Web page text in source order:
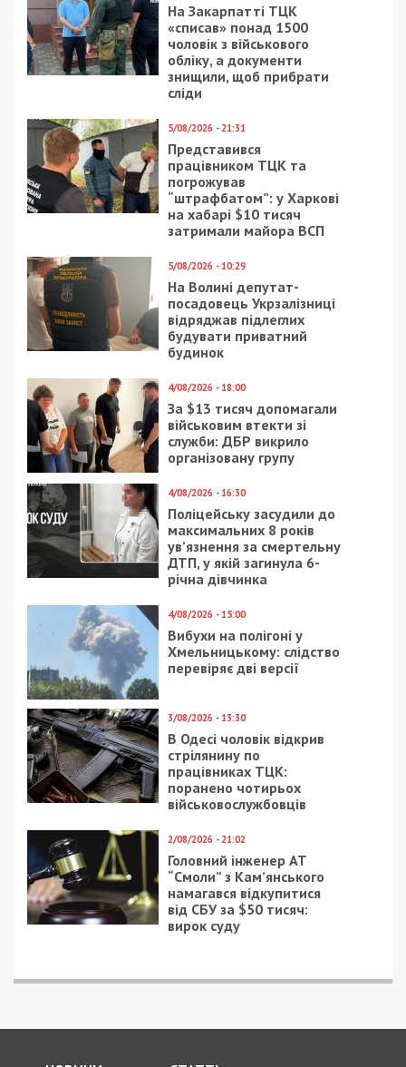
На Закарпатті ТЦК
«списав» понад 1500
чоловік з військового
обліку, а документи
знищили, щоб прибрати
сліди
5/08/2026 - 21:31
Представився
працівником ТЦК та
погрожував
“штрафбатом”: у Харкові
на хабарі $10 тисяч
затримали майора ВСП
5/08/2026 - 10:29
На Волині депутат-
посадовець Укрзалізниці
відряджав підлеглих
будувати приватний
будинок
4/08/2026 - 18:00
За $13 тисяч допомагали
військовим втекти зі
служби: ДБР викрило
організовану групу
4/08/2026 - 16:30
Поліцейську засудили до
максимальних 8 років
ув’язнення за смертельну
ДТП, у якій загинула 6-
річна дівчинка
4/08/2026 - 15:00
Вибухи на полігоні у
Хмельницькому: слідство
перевіряє дві версії
3/08/2026 - 13:30
В Одесі чоловік відкрив
стрілянину по
працівниках ТЦК:
поранено чотирьох
військовослужбовців
2/08/2026 - 21:02
Головний інженер АТ
“Смоли” з Кам’янського
намагався відкупитися
від СБУ за $50 тисяч:
вирок суду